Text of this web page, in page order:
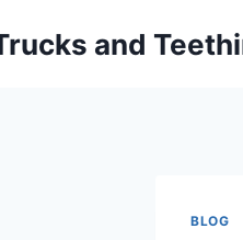
and
BLOG